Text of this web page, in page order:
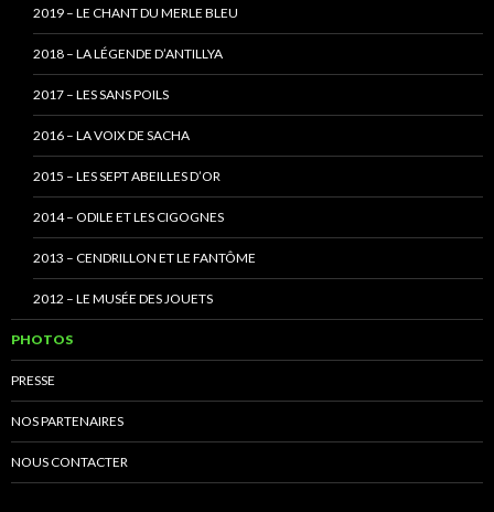
2019 – LE CHANT DU MERLE BLEU
2018 – LA LÉGENDE D’ANTILLYA
2017 – LES SANS POILS
2016 – LA VOIX DE SACHA
2015 – LES SEPT ABEILLES D’OR
2014 – ODILE ET LES CIGOGNES
2013 – CENDRILLON ET LE FANTÔME
2012 – LE MUSÉE DES JOUETS
PHOTOS
PRESSE
NOS PARTENAIRES
NOUS CONTACTER